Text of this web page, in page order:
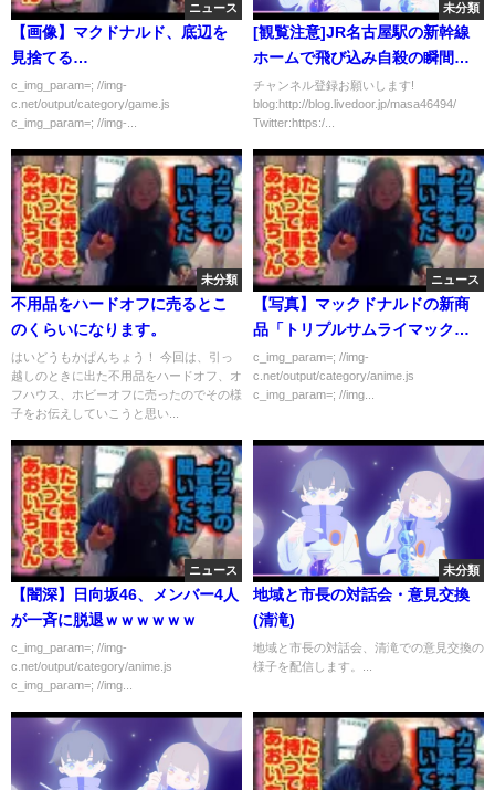
ニュース
【画像】マクドナルド、底辺を
見捨てる…
c_img_param=; //img-
c.net/output/category/game.js
c_img_param=; //img-...
未分類
[観覧注意]JR名古屋駅の新幹線
ホームで飛び込み自殺の瞬間を
偶然撮影してしまいました
[masa46494]
チャンネル登録お願いします!
blog:http://blog.livedoor.jp/masa46494/
Twitter:https:/...
未分類
不用品をハードオフに売るとこ
のくらいになります。
はいどうもかぱんちょう！ 今回は、引っ
越しのときに出た不用品をハードオフ、オ
フハウス、ホビーオフに売ったのでその様
子をお伝えしていこうと思い...
ニュース
【写真】マックドナルドの新商
品「トリプルサムライマック」
買ってきたぞおおおお！
c_img_param=; //img-
c.net/output/category/anime.js
c_img_param=; //img...
ニュース
【闇深】日向坂46、メンバー4人
が一斉に脱退ｗｗｗｗｗｗ
c_img_param=; //img-
c.net/output/category/anime.js
c_img_param=; //img...
未分類
地域と市長の対話会・意見交換
(清滝)
地域と市長の対話会、清滝での意見交換の
様子を配信します。...